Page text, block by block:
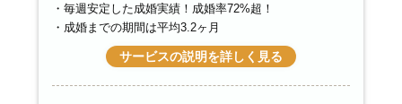
毎週安定した成婚実績！成婚率72%超！
成婚までの期間は平均3.2ヶ月
サービスの説明を詳しく見る